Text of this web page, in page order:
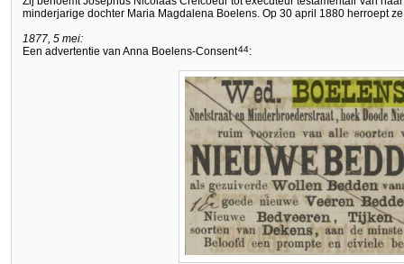
minderjarige dochter Maria Magdalena Boelens. Op 30 april 1880 herroept
1877, 5 mei:
Een advertentie van Anna Boelens-Consent44: